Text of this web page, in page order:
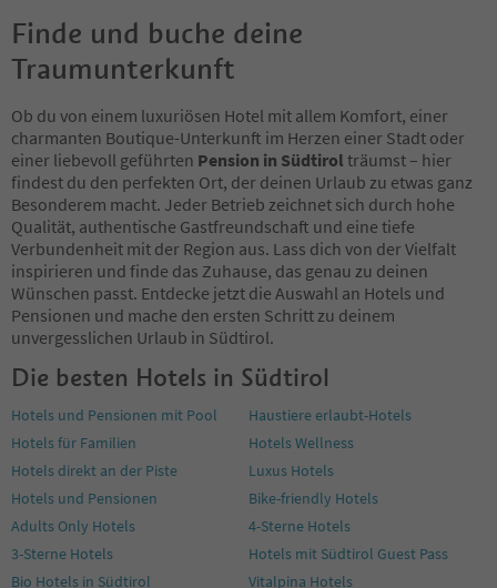
84
85
86
88
89
90
91
92
93
94
95
96
97
98
100
102
103
104
105
107
108
109
Finde und buche deine
Traumunterkunft
Ob du von einem luxuriösen Hotel mit allem Komfort, einer
charmanten Boutique-Unterkunft im Herzen einer Stadt oder
einer liebevoll geführten Pension in Südtirol träumst – hier
findest du den perfekten Ort, der deinen Urlaub zu etwas ganz
Besonderem macht. Jeder Betrieb zeichnet sich durch hohe
Qualität, authentische Gastfreundschaft und eine tiefe
Verbundenheit mit der Region aus. Lass dich von der Vielfalt
inspirieren und finde das Zuhause, das genau zu deinen
Wünschen passt. Entdecke jetzt die Auswahl an Hotels und
Pensionen und mache den ersten Schritt zu deinem
unvergesslichen Urlaub in Südtirol.
Die besten Hotels in Südtirol
Hotels und Pensionen mit Pool
Haustiere erlaubt-Hotels
Hotels für Familien
Hotels Wellness
Hotels direkt an der Piste
Luxus Hotels
Hotels und Pensionen
Bike-friendly Hotels
Adults Only Hotels
4-Sterne Hotels
3-Sterne Hotels
Hotels mit Südtirol Guest Pass
Bio Hotels in Südtirol
Vitalpina Hotels